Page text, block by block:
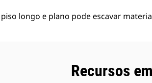
longo e plano pode escavar
Recursos